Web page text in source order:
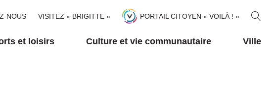
NOUS VISITEZ « BRIGITTE » PORTAIL CITOYEN « VOILÀ ! »
et loisirs Culture et vie communautaire Ville